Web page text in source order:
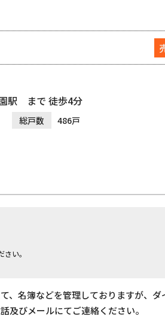
駅 まで 徒歩4分
総戸数 486戸
い。
、名簿などを管理しておりますが、
及びメールにてご連絡ください。